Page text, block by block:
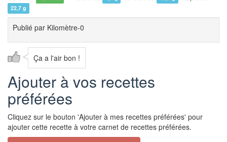
22,7 g
Publié par Kilomètre-0
Ça a l'air bon !
Ajouter à vos recettes
préférées
Cliquez sur le bouton 'Ajouter à mes recettes préférées' pour
ajouter cette recette à votre carnet de recettes préférées.